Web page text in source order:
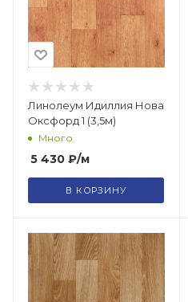
Линолеум Идиллия Нова
Оксфорд 1 (3,5м)
Много
5 430 ₽/м
В КОРЗИНУ